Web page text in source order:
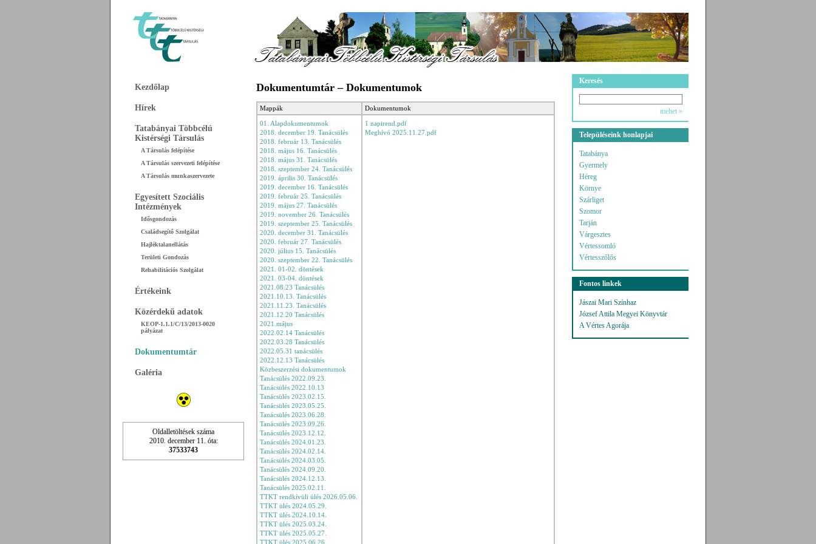
Kezdőlap
Hírek
Tatabányai Többcélú
Kistérségi Társulás
A Társulás felépítése
A Társulás szervezeti felépítése
A Társulás munkaszervezete
Egyesített Szociális
Intézmények
Idősgondozás
Családsegítő Szolgálat
Hajléktalanellátás
Területi Gondozás
Rehabilitációs Szolgálat
Értékeink
Közérdekű adatok
KEOP-1.1.1/C/13/2013-0020
pályázat
Dokumentumtár
Galéria
Oldalletöltések száma
2010. december 11. óta:
37533743
Dokumentumtár – Dokumentumok
Mappák Dokumentumok
01. Alapdokumentumok
2018. december 19. Tanácsülés
2018. február 13. Tanácsülés
2018. május 16. Tanácsülés
2018. május 31. Tanácsülés
2018. szeptember 24. Tanácsülés
2019. április 30. Tanácsülés
2019. december 16. Tanácsülés
2019. február 25. Tanácsülés
2019. május 27. Tanácsülés
2019. november 26. Tanácsülés
2019. szeptember 25. Tanácsülés
2020. december 31. Tanácsülés
2020. február 27. Tanácsülés
2020. július 15. Tanácsülés
2020. szeptember 22. Tanácsülés
2021. 01-02. döntések
2021. 03-04. döntések
2021.08.23 Tanácsülés
2021.10.13. Tanácsülés
2021.11.23. Tanácsülés
2021.12.20 Tanácsülés
2021.május
2022.02.14 Tanácsülés
2022.03.28 Tanácsülés
2022.05.31 tanácsülés
2022.12.13 Tanácsülés
Közbeszerzési dokumentumok
Tanácsülés 2022.09.23.
Tanácsülés 2022.10.13
Tanácsülés 2023.02.15.
Tanácsülés 2023.05.25.
Tanácsülés 2023.06.28.
Tanácsülés 2023.09.26.
Tanácsülés 2023.12.12.
Tanácsülés 2024.01.23.
Tanácsülés 2024.02.14.
Tanácsülés 2024.03.05.
Tanácsülés 2024.09.20.
Tanácsülés 2024.12.13.
Tanácsülés 2025.02.11.
TTKT rendkívüli ülés 2026.05.06.
TTKT ülés 2024.05.29.
TTKT ülés 2024.10.14.
TTKT ülés 2025.03.24.
TTKT ülés 2025.05.27.
TTKT ülés 2025.06.26.
1 napirend.pdf
Meghívó 2025.11.27.pdf
Keresés
mehet »
Településeink honlapjai
Tatabánya
Gyermely
Héreg
Környe
Szárliget
Szomor
Tarján
Várgesztes
Vértessomló
Vértesszőlős
Fontos linkek
Jászai Mari Színhaz
József Attila Megyei Könyvtár
A Vértes Agorája